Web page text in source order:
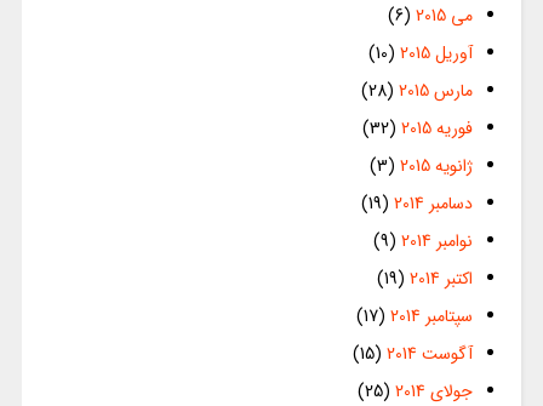
می 2015
(6)
آوریل 2015
(10)
مارس 2015
(28)
فوریه 2015
(32)
ژانویه 2015
(3)
دسامبر 2014
(19)
نوامبر 2014
(9)
اکتبر 2014
(19)
سپتامبر 2014
(17)
آگوست 2014
(15)
جولای 2014
(25)